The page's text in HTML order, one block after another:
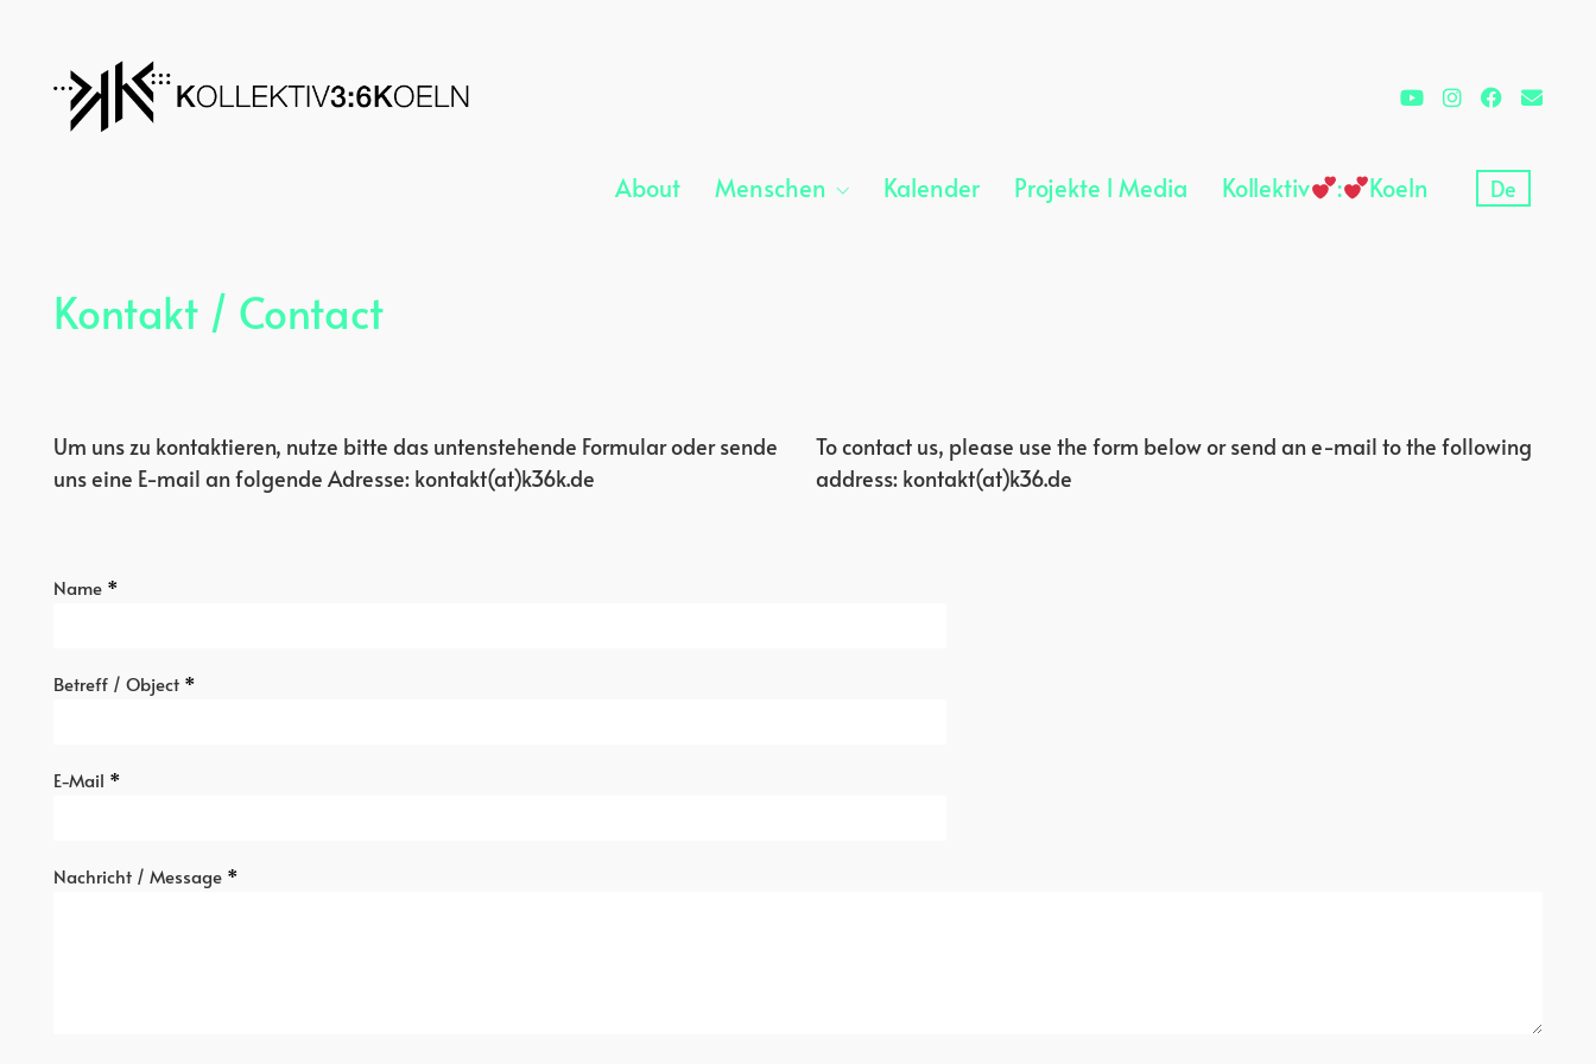
About Menschen Kalender Projekte l Media Kollektiv : Koeln De
Kontakt / Contact
Um uns zu kontaktieren, nutze bitte das untenstehende Formular oder sende
uns eine E-mail an folgende Adresse: kontakt(at)k36k.de
To contact us, please use the form below or send an e-mail to the following
address: kontakt(at)k36.de
Name *
Betreff / Object *
E-Mail *
Nachricht / Message *